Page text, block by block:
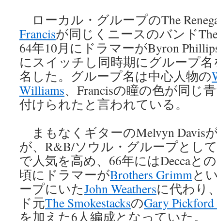
ローカル・グループのThe
Francisが同じくニースのバンド
64年10月にドラマーがByron
にスイッチし同時期にグループ名
名した。グループ名は中心人物の
Williams、Francisの瞳の色が同じ
付けられたと言われている。
まもなくギターのMelvyn Davis
が、R&B/ソウル・グループとし
で人気を高め、66年にはDeccaと
頃にドラマーがBrothers Grimmと
ープにいたJohn Weathersに代わり
ド元The SmokestacksのGary
を加えた6人編成となっていた。